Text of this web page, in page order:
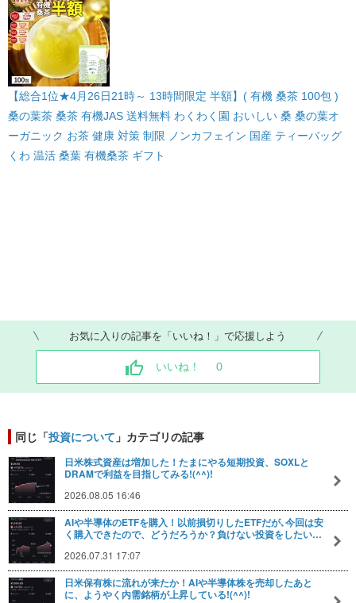
【総合1位★4月26日21時～ 13時間限定 半額】( 有機 桑茶 100包 )
桑の葉茶 桑茶 有機JAS 送料無料 わくわく園 おいしい 桑 桑の葉オ
ーガニック お茶 健康 対策 制限 ノンカフェイン 国産 ティーバッグ
くわ 温活 桑葉 有機桑茶 ギフト
お気に入りの記事を「いいね！」で応援しよう
いいね！ 0
同じ「投資について 」カテゴリの記事
日米株式資産は増加した！たまにやる短期投資、SOXLと
DRAMで利益を目指してみる!(^^)!
2026.08.05 16:46
AIや半導体のETFを購入！以前損切りしたETFだが､今回は安
く購入できたので、どうだろうか？負けない投資をしたい…
2026.07.31 17:07
日米保有株に流れが来たか！AIや半導体株を売却したあと
に、ようやく内需銘柄が上昇している!(^^)!